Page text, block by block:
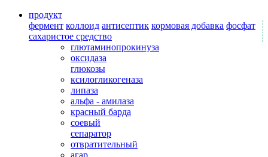
продукт
фермент коллоид антисептик кормовая добавка фосфат
сахаристое средство
глютаминопрокинуза
оксидаза
глюкозы
ксилогликогеназа
липаза
альфа - амилаза
красный барда
соевый
сепаратор
отвратительный
агар